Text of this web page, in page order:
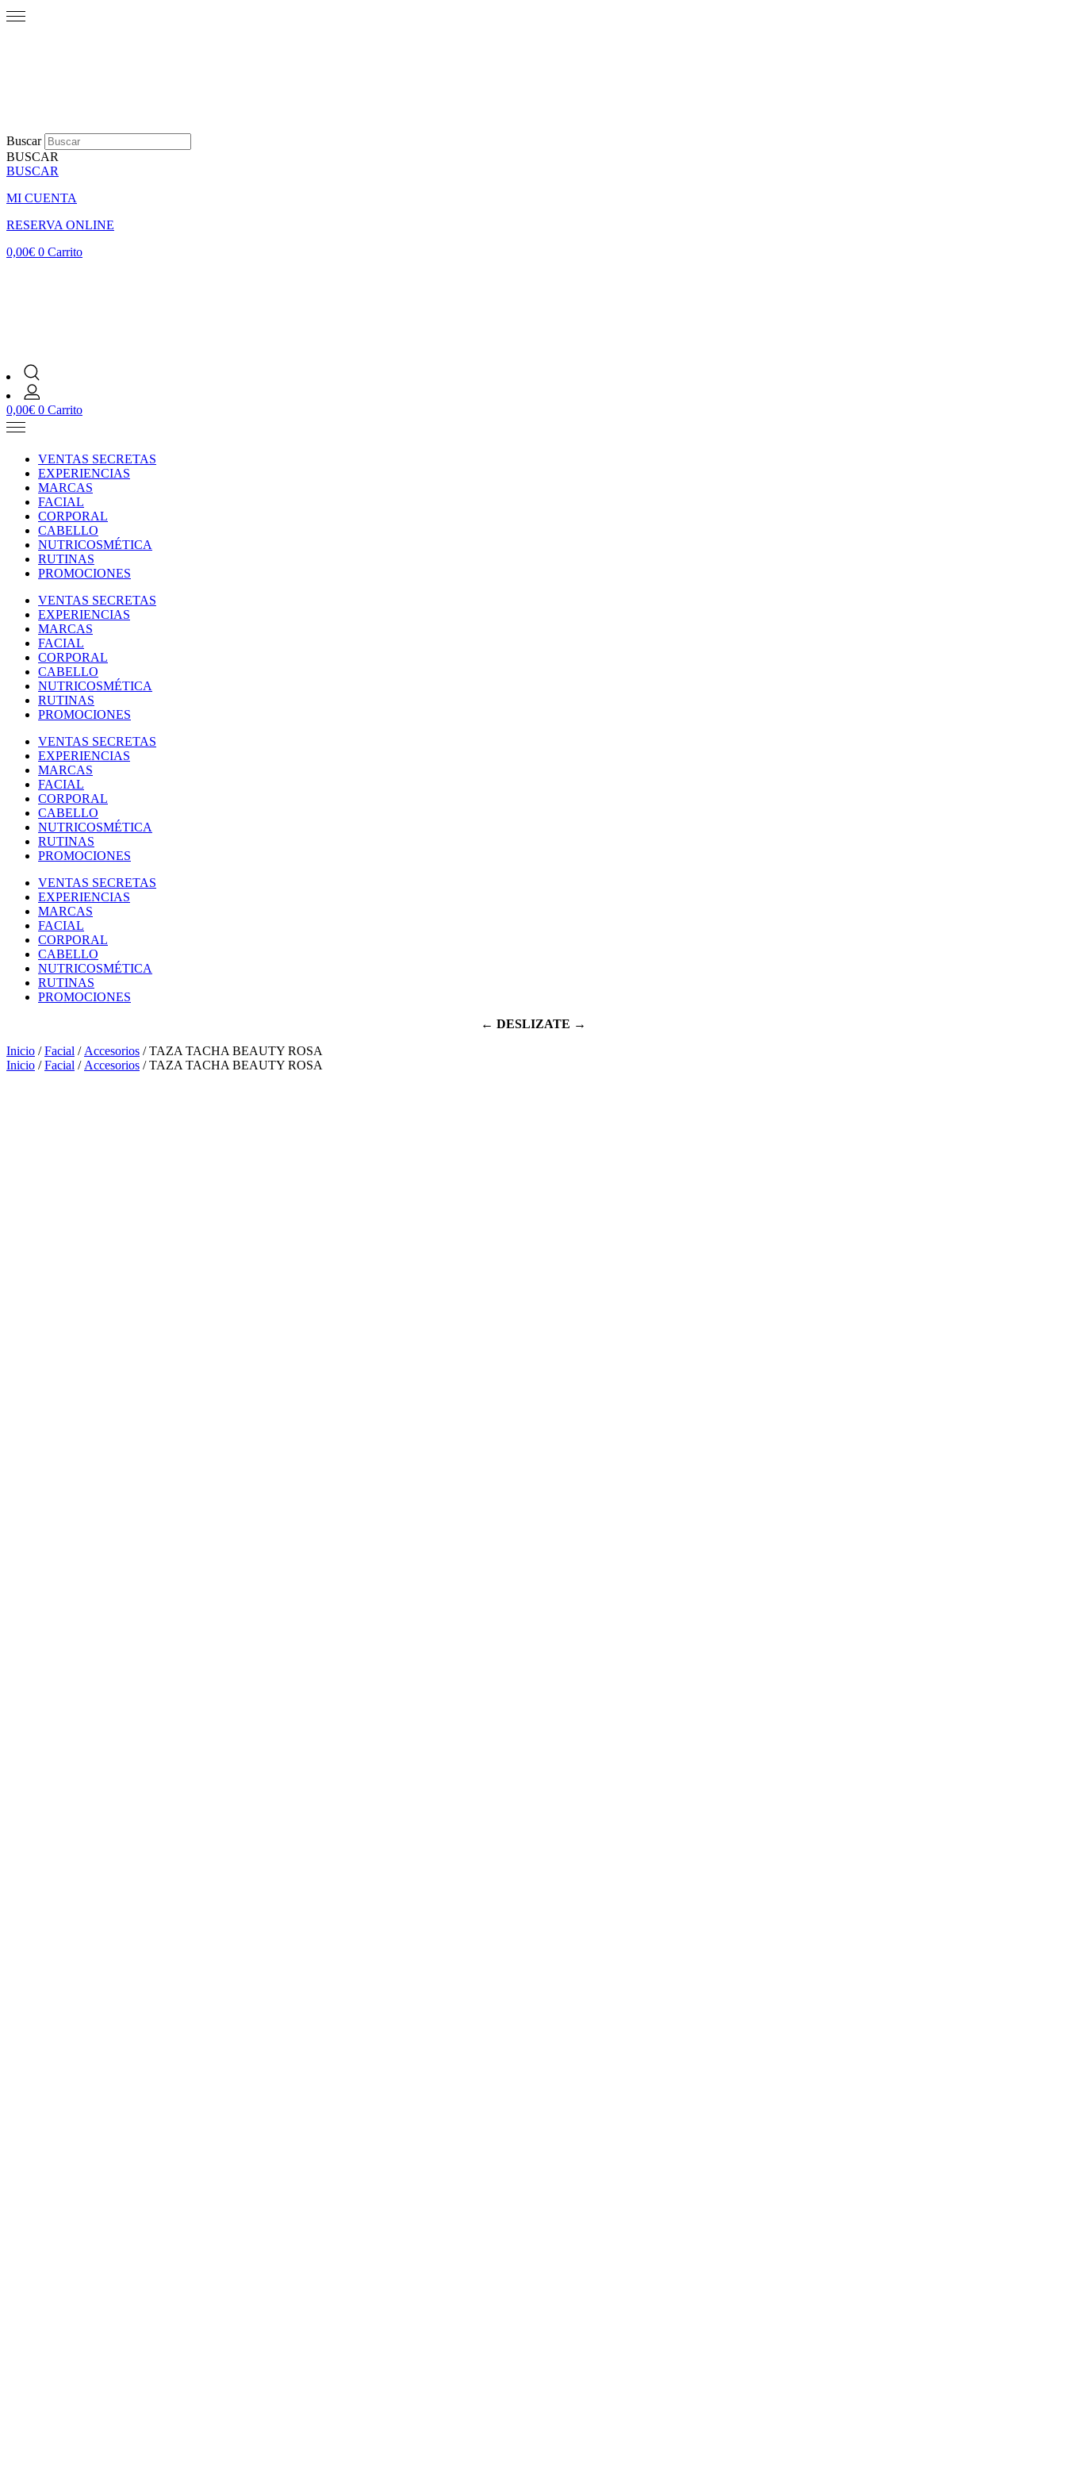
Buscar
BUSCAR
BUSCAR
MI CUENTA
RESERVA ONLINE
0,00€ 0 Carrito
0,00€ 0 Carrito
VENTAS SECRETAS
EXPERIENCIAS
MARCAS
FACIAL
CORPORAL
CABELLO
NUTRICOSMÉTICA
RUTINAS
PROMOCIONES
VENTAS SECRETAS
EXPERIENCIAS
MARCAS
FACIAL
CORPORAL
CABELLO
NUTRICOSMÉTICA
RUTINAS
PROMOCIONES
VENTAS SECRETAS
EXPERIENCIAS
MARCAS
FACIAL
CORPORAL
CABELLO
NUTRICOSMÉTICA
RUTINAS
PROMOCIONES
VENTAS SECRETAS
EXPERIENCIAS
MARCAS
FACIAL
CORPORAL
CABELLO
NUTRICOSMÉTICA
RUTINAS
PROMOCIONES
← DESLIZATE →
Inicio /Facial / Accesorios / TAZA TACHA BEAUTY ROSA
Inicio /Facial / Accesorios / TAZA TACHA BEAUTY ROSA